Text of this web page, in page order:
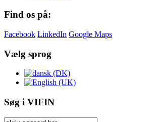
Find os på:
Facebook LinkedIn Google Maps
Vælg sprog
Søg i VIFIN